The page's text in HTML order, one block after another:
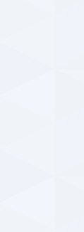
دارد.
تیم امید